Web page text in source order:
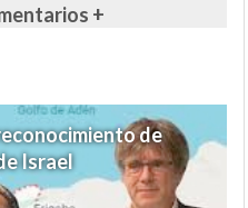
+
de
Israel